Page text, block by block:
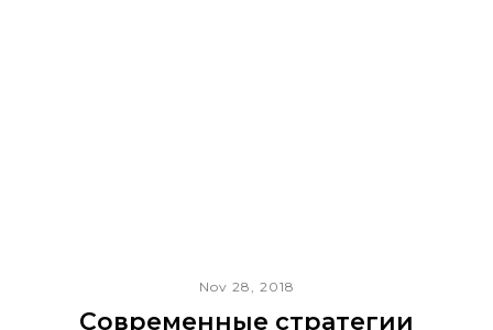
Nov 28, 2018
Современные стратегии